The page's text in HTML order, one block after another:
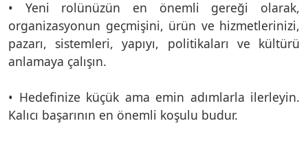
• Yeni rolünüzün en önemli gereği olarak,
organizasyonun geçmişini, ürün ve hizmetlerinizi,
pazarı, sistemleri, yapıyı, politikaları ve kültürü
anlamaya çalışın.
• Hedefinize küçük ama emin adımlarla ilerleyin.
Kalıcı başarının en önemli koşulu budur.